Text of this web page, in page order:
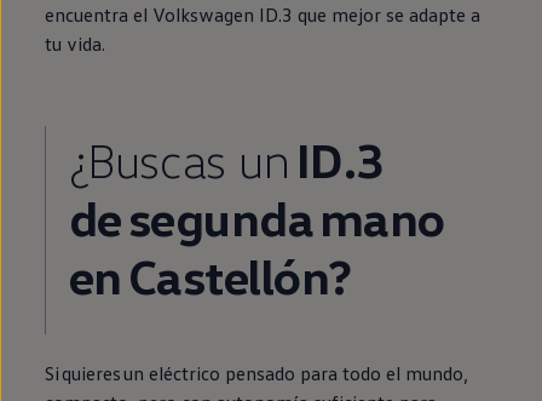
encuentra el Volkswagen ID.3 que mejor se adapte a
tu vida.
¿Buscas un ID.3
desegundamano
enCastellón?
Si quieres un eléctrico pensado para todo el mundo,